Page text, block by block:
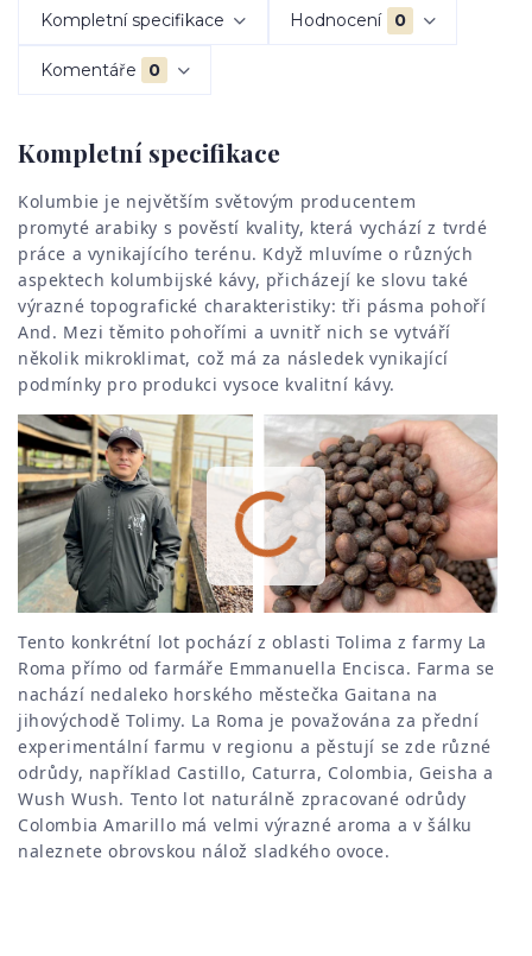
Kompletní specifikace Hodnocení 0
Komentáře 0
Kompletní specifikace
Kolumbie je největším světovým producentem
promyté arabiky s pověstí kvality, která vychází z tvrdé
práce a vynikajícího terénu. Když mluvíme o různých
aspektech kolumbijské kávy, přicházejí ke slovu také
výrazné topografické charakteristiky: tři pásma pohoří
And. Mezi těmito pohořími a uvnitř nich se vytváří
několik mikroklimat, což má za následek vynikající
podmínky pro produkci vysoce kvalitní kávy.
Tento konkrétní lot pochází z oblasti Tolima z farmy La
Roma přímo od farmáře Emmanuella Encisca. Farma se
nachází nedaleko horského městečka Gaitana na
jihovýchodě Tolimy. La Roma je považována za přední
experimentální farmu v regionu a pěstují se zde různé
odrůdy, například Castillo, Caturra, Colombia, Geisha a
Wush Wush. Tento lot naturálně zpracované odrůdy
Colombia Amarillo má velmi výrazné aroma a v šálku
naleznete obrovskou nálož sladkého ovoce.